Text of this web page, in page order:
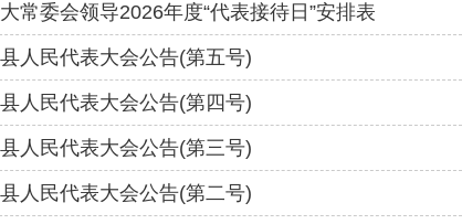
常委会领导2026年度“代表接待日”安排表
人民代表大会公告(第五号)
人民代表大会公告(第四号)
人民代表大会公告(第三号)
人民代表大会公告(第二号)